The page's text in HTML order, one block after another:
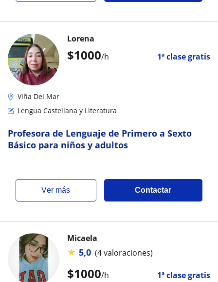
$1000/h 1ª clase gratis
Lorena
Viña Del Mar
Lengua Castellana y Literatura
Profesora de Lenguaje de Primero a Sexto
Básico para niños y adultos
ver más Contactar
$1000/h 1ª clase gratis
Micaela
★ 5,0 (4 valoraciones)